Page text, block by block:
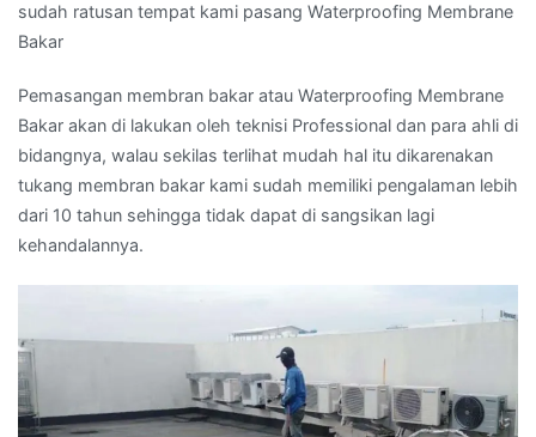
sudah ratusan tempat kami pasang Waterproofing Membrane
Bakar
Pemasangan membran bakar atau Waterproofing Membrane
Bakar akan di lakukan oleh teknisi Professional dan para ahli di
bidangnya, walau sekilas terlihat mudah hal itu dikarenakan
tukang membran bakar kami sudah memiliki pengalaman lebih
dari 10 tahun sehingga tidak dapat di sangsikan lagi
kehandalannya.